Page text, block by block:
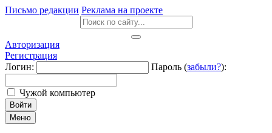
Письмо редакции Реклама на проекте
Авторизация
Регистрация
Логин:
Пароль (забыли?):
Чужой компьютер
Войти
Меню